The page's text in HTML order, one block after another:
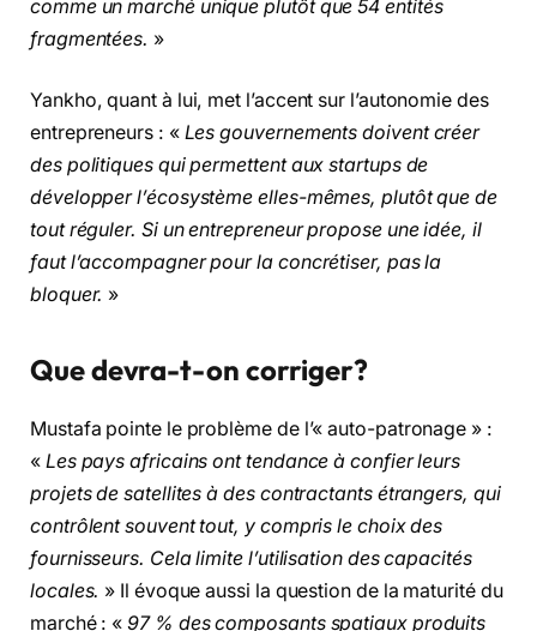
comme un marché unique plutôt que 54 entités
fragmentées. »
Yankho, quant à lui, met l’accent sur l’autonomie des
entrepreneurs : « Les gouvernements doivent créer
des politiques qui permettent aux startups de
développer l’écosystème elles-mêmes, plutôt que de
tout réguler. Si un entrepreneur propose une idée, il
faut l’accompagner pour la concrétiser, pas la
bloquer. »
Que devra-t-on corriger?
Mustafa pointe le problème de l’« auto-patronage » :
« Les pays africains ont tendance à confier leurs
projets de satellites à des contractants étrangers, qui
contrôlent souvent tout, y compris le choix des
fournisseurs. Cela limite l’utilisation des capacités
locales. » Il évoque aussi la question de la maturité du
marché : «97 % des composants spatiaux produits